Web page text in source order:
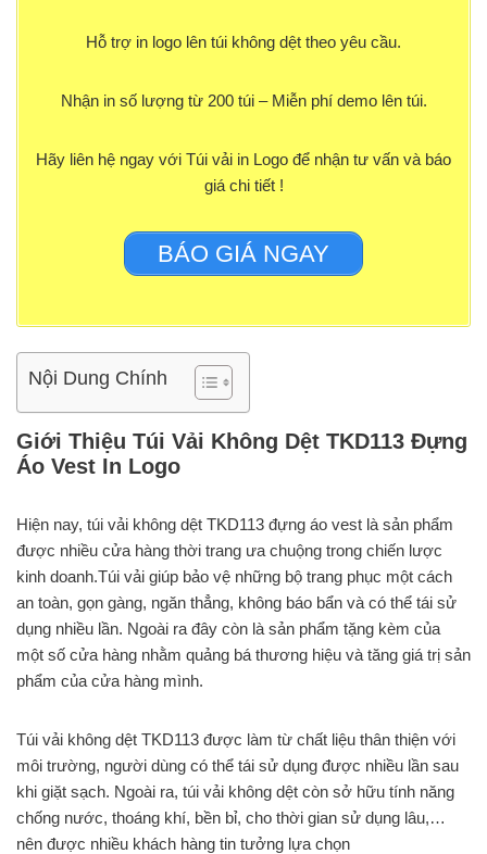
Hỗ trợ in logo lên túi không dệt theo yêu cầu.
Nhận in số lượng từ 200 túi – Miễn phí demo lên túi.
Hãy liên hệ ngay với Túi vải in Logo để nhận tư vấn và báo
giá chi tiết !
BÁO GIÁ NGAY
Nội Dung Chính
Giới Thiệu Túi Vải Không Dệt TKD113 Đựng
Áo Vest In Logo
Hiện nay, túi vải không dệt TKD113 đựng áo vest là sản phẩm
được nhiều cửa hàng thời trang ưa chuộng trong chiến lược
kinh doanh.Túi vải giúp bảo vệ những bộ trang phục một cách
an toàn, gọn gàng, ngăn thẳng, không báo bẩn và có thể tái sử
dụng nhiều lần. Ngoài ra đây còn là sản phẩm tặng kèm của
một số cửa hàng nhằm quảng bá thương hiệu và tăng giá trị sản
phẩm của cửa hàng mình.
Túi vải không dệt TKD113 được làm từ chất liệu thân thiện với
môi trường, người dùng có thể tái sử dụng được nhiều lần sau
khi giặt sạch. Ngoài ra, túi vải không dệt còn sở hữu tính năng
chống nước, thoáng khí, bền bỉ, cho thời gian sử dụng lâu,…
nên được nhiều khách hàng tin tưởng lựa chọn